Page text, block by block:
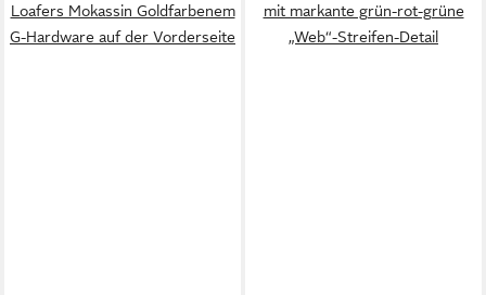
Loafers Mokassin Goldfarbenem
G-Hardware auf der Vorderseite
mit markante grün-rot-grüne
„Web“-Streifen-Detail